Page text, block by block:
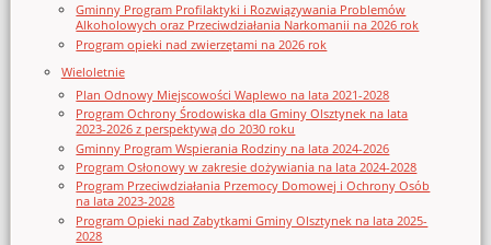
Gminny Program Profilaktyki i Rozwiązywania Problemów
Alkoholowych oraz Przeciwdziałania Narkomanii na 2026 rok
Program opieki nad zwierzętami na 2026 rok
Wieloletnie
Plan Odnowy Miejscowości Waplewo na lata 2021-2028
Program Ochrony Środowiska dla Gminy Olsztynek na lata
2023-2026 z perspektywą do 2030 roku
Gminny Program Wspierania Rodziny na lata 2024-2026
Program Osłonowy w zakresie dożywiania na lata 2024-2028
Program Przeciwdziałania Przemocy Domowej i Ochrony Osób
na lata 2023-2028
Program Opieki nad Zabytkami Gminy Olsztynek na lata 2025-
2028